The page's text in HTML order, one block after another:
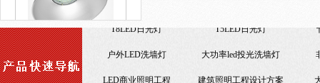
便宜LED工矿灯